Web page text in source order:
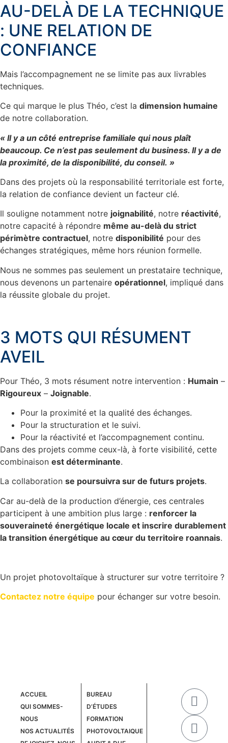
AU-DELÀ DE LA TECHNIQUE
: UNE RELATION DE
CONFIANCE
Mais l’accompagnement ne se limite pas aux livrables
techniques.
Ce qui marque le plus Théo, c’est la dimension humaine
de notre collaboration.
« Il y a un côté entreprise familiale qui nous plaît
beaucoup. Ce n’est pas seulement du business. Il y a de
la proximité, de la disponibilité, du conseil. »
Dans des projets où la responsabilité territoriale est forte,
la relation de confiance devient un facteur clé.
Il souligne notamment notre joignabilité, notre réactivité,
notre capacité à répondre même au-delà du strict
périmètre contractuel, notre disponibilité pour des
échanges stratégiques, même hors réunion formelle.
Nous ne sommes pas seulement un prestataire technique,
nous devenons un partenaire opérationnel, impliqué dans
la réussite globale du projet.
3 MOTS QUI RÉSUMENT
AVEIL
Pour Théo, 3 mots résument notre intervention : Humain –
Rigoureux – Joignable.
Pour la proximité et la qualité des échanges.
Pour la structuration et le suivi.
Pour la réactivité et l’accompagnement continu.
Dans des projets comme ceux-là, à forte visibilité, cette
combinaison est déterminante.
La collaboration se poursuivra sur de futurs projets.
Car au-delà de la production d’énergie, ces centrales
participent à une ambition plus large : renforcer la
souveraineté énergétique locale et inscrire durablement
la transition énergétique au cœur du territoire roannais.
Un projet photovoltaïque à structurer sur votre territoire ?
Contactez notre équipe pour échanger sur votre besoin.
ACCUEIL
QUI SOMMES-
NOUS
NOS ACTUALITÉS
BUREAU
D’ÉTUDES
FORMATION
PHOTOVOLTAIQUE